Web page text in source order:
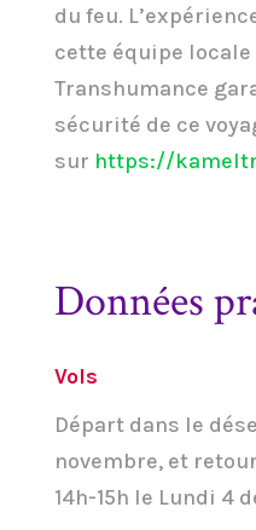
du feu.
cette équipe locale
Transhumance
sécurité de ce
sur https://
Données
Vols
Départ dans le
novembre, et
14h-15h le Lundi 4